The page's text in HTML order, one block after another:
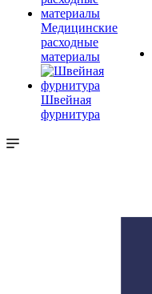
Медицинские
расходные
материалы
Швейная
фурнитура